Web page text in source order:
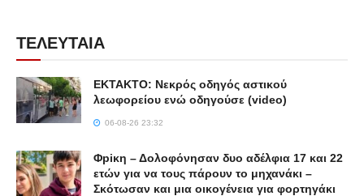
ΤΕΛΕΥΤΑΙΑ
ΕΚΤΑΚΤΟ: Νεκρός οδηγός αστικού
λεωφορείου ενώ οδηγούσε (video)
06-08-26 23:32
Φpiκη – Δολοφόνησαν δυο αδέλφια 17 και 22
ετών για να τους πάρουν το μηχανάκι –
Σκότωσαν και μια οικογένεια για φορτηγάκι